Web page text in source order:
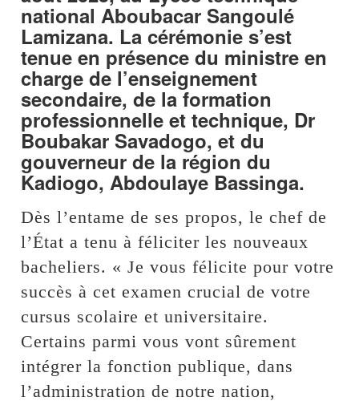
national Aboubacar Sangoulé
Lamizana. La cérémonie s’est
tenue en présence du ministre en
charge de l’enseignement
secondaire, de la formation
professionnelle et technique, Dr
Boubakar Savadogo, et du
gouverneur de la région du
Kadiogo, Abdoulaye Bassinga.
Dès l’entame de ses propos, le chef de
l’État a tenu à féliciter les nouveaux
bacheliers. « Je vous félicite pour votre
succès à cet examen crucial de votre
cursus scolaire et universitaire.
Certains parmi vous vont sûrement
intégrer la fonction publique, dans
l’administration de notre nation,